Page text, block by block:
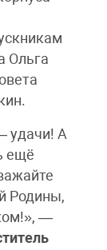
Ольга
удачи! А
ещё
Родины,
—